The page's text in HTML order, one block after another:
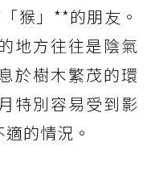
猴」**的朋友。
地方往往是陰氣
於樹木繁茂的環
特別容易受到影
的情況。